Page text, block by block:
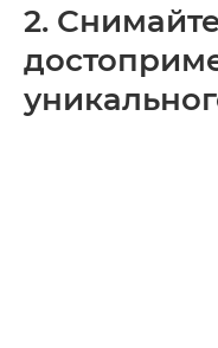
2.